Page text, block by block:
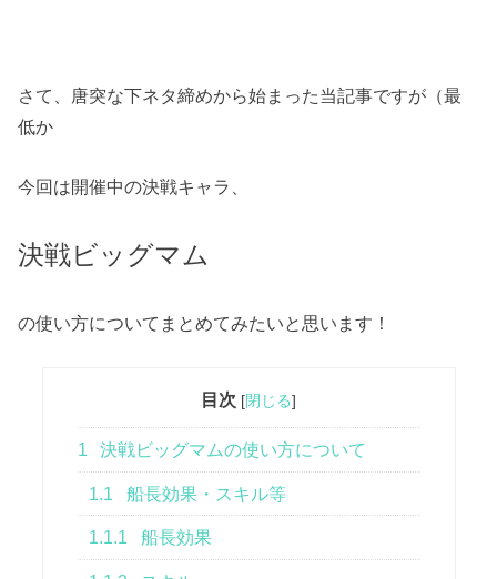
さて、唐突な下ネタ締めから始まった当記事ですが（最
低か
今回は開催中の決戦キャラ、
決戦ビッグマム
の使い方についてまとめてみたいと思います！
目次 [閉じる]
1 決戦ビッグマムの使い方について
1.1 船長効果・スキル等
1.1.1 船長効果